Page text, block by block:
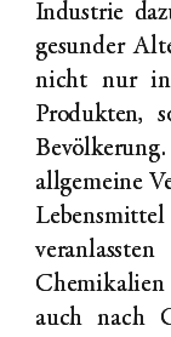
Industrie
gesunder
nicht nur in
Produkten,
allgemeine
Chemikalien
auch nach